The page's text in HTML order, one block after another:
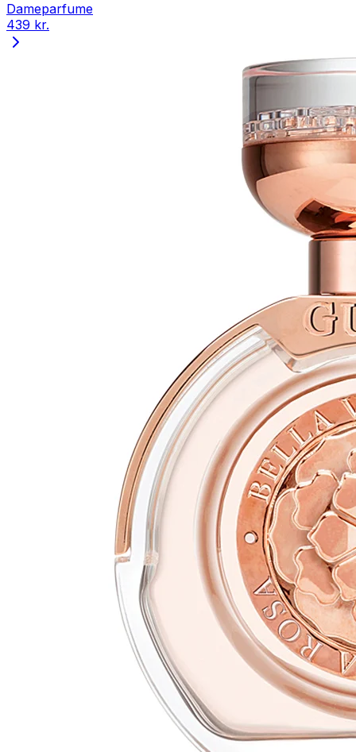
Dameparfume
439 kr.